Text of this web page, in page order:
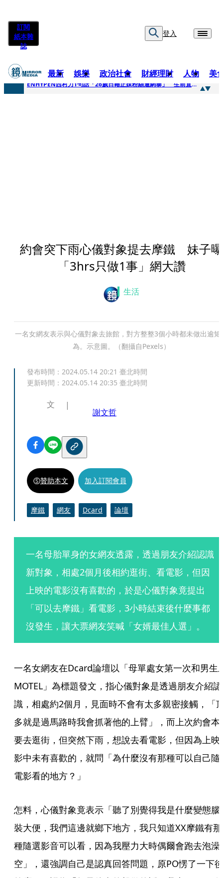
訂閱
紙本雜
誌
登入
最新 娛樂 政治社會 財經理財 人物 美
快訊
ENHYPEN西村力1句話「26歲日籍正妹粉絲遭網暴」 生前直播震撼畫面全網瘋傳！警方證實死訊
約會突下雨心儀對象提去摩鐵 妹子曝
「3hrs只做1事」網大讚
生活
一名女網友表示與心儀對象去旅館，對方整整3個小時都未做出逾矩
為。示意圖。（翻攝自Pexels）
發布時間： 2024.05.14 20:21 臺北時間
更新時間： 2024.05.14 20:35 臺北時間
文
謝文哲
贊助本文 加入訂閱會員
摩鐵 網友 Dcard 論壇
一名母胎單身的女網友透露，透過朋友介紹認識
新對象，相處2個月後相約逛街、看電影，但因
上映的電影沒有喜歡的，於是心儀對象竟提出
「可以去摩鐵」看電影，3小時結束後什麼事都
沒發生，讓大票網友笑喊「女婿最佳人選」。
一名女網友在Dcard論壇以「母單處女第一次和男生
MOTEL」為標題發文，指心儀對象是透過朋友介紹認
識，相處約2個月，見面時不會有太多親密接觸，「
多就是過馬路時我會抓著他的上臂」，而上次約會本
要去逛街，但突然下雨，想說去看電影，但因為上映
影中未有喜歡的，就問「為什麼沒有那種可以自己隨
電影看的地方？」
怎料，心儀對象竟表示「聽了別覺得我是什麼變態腦
裝大便，我們這邊就鄉下地方，我只知道XX摩鐵有那
種隨選影音可以看，因為我壓力大時偶爾會跑去泡澡
空」，還強調自己是認真回答問題，原PO愣了一下後